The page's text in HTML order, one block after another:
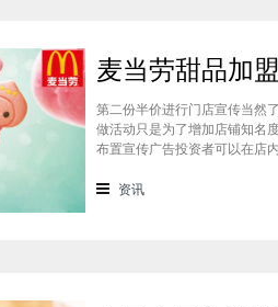
第二份半价进行门店宣传当然
做活动只是为了增加店铺知名
布置宣传广告投资者可以在店
理。而且投资者也要注意活动
资讯